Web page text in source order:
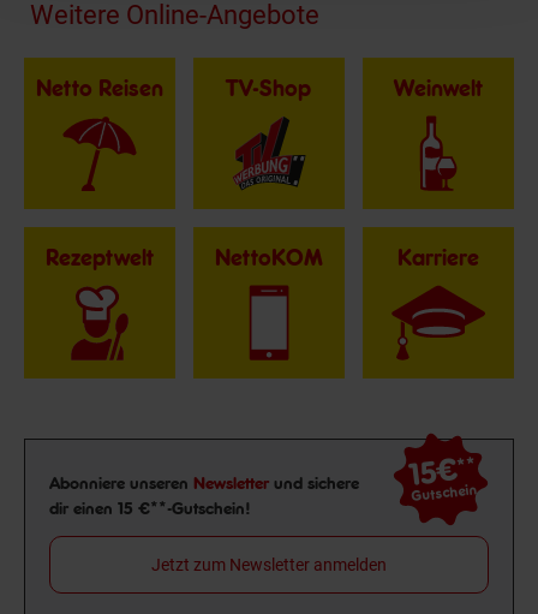
Fußzeile
Weitere Online-Angebote
Netto Reisen TV-Shop Weinwelt
Rezeptwelt NettoKOM Karriere
Newsletter Anmeldung
Abonniere unseren Newsletter und sichere
dir einen 15 €**-Gutschein!
15€**
Gutschein
Jetzt zum Newsletter anmelden